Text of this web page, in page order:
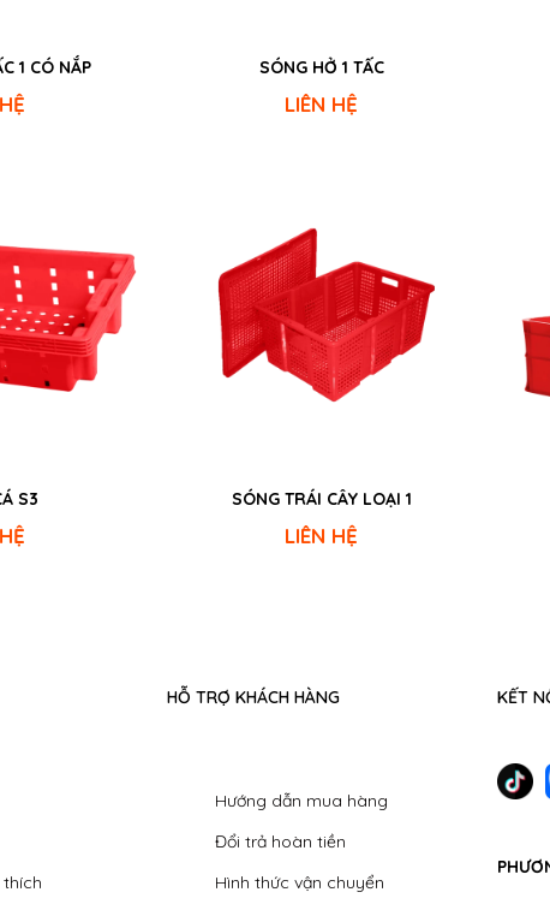
1 CÓ NẮP
S3
SÓNG HỞ 1 TẤC
LIÊN HỆ
SÓNG TRÁI CÂY LOẠI 1
LIÊN HỆ
HỖ TRỢ KHÁCH HÀNG
Hướng dẫn mua hàng
Đổi trả hoàn tiền
Hình thức vận chuyển
KẾT